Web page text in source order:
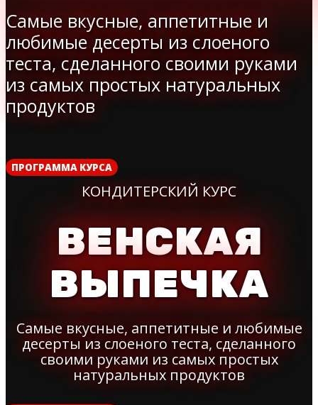
Самые вкусные, аппетитные и
любимые десерты из слоеного
теста, сделанного своими руками
из самых простых натуральных
продуктов
ПРОГРАММА КУРСА
КОНДИТЕРСКИЙ КУРС
ВЕНСКАЯ
ВЫПЕЧКА
Самые вкусные, аппетитные и любимые
десерты из слоеного теста, сделанного
своими руками из самых простых
натуральных продуктов